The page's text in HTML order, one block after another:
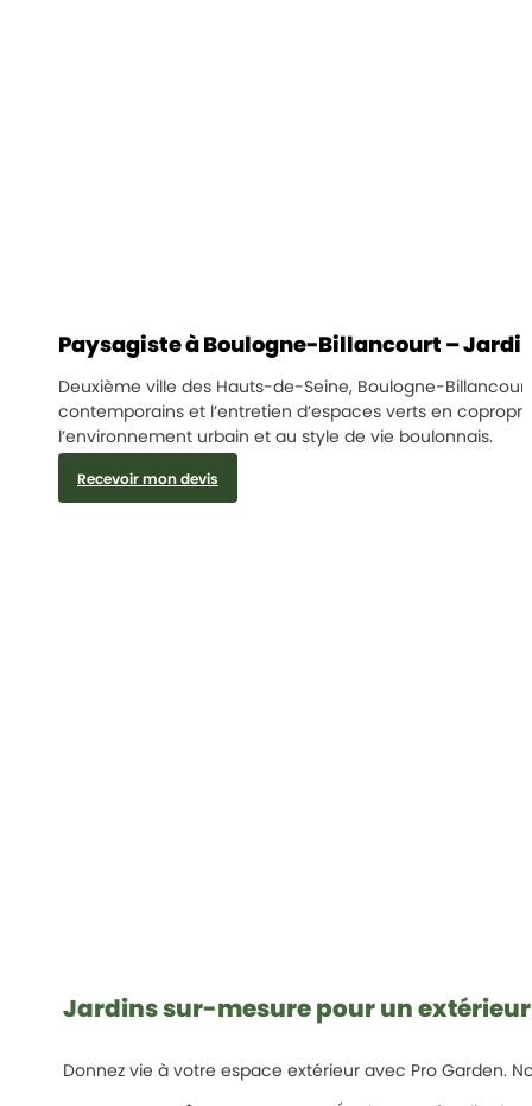
Paysagiste à Boulogne-Billancourt –
Deuxième ville des Hauts-de-Seine, Boulogne-
contemporains et l’entretien d’espaces verts en
l’environnement urbain et au style de vie boulonnais.
Recevoir mon devis
Jardins sur-mesure pour un
Donnez vie à votre espace extérieur avec Pro Garden.